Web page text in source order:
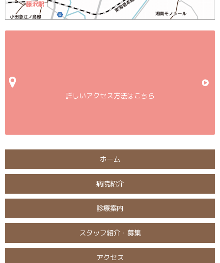
詳しいアクセス方法はこちら
ホーム
病院紹介
診療案内
スタッフ紹介・募集
アクセス